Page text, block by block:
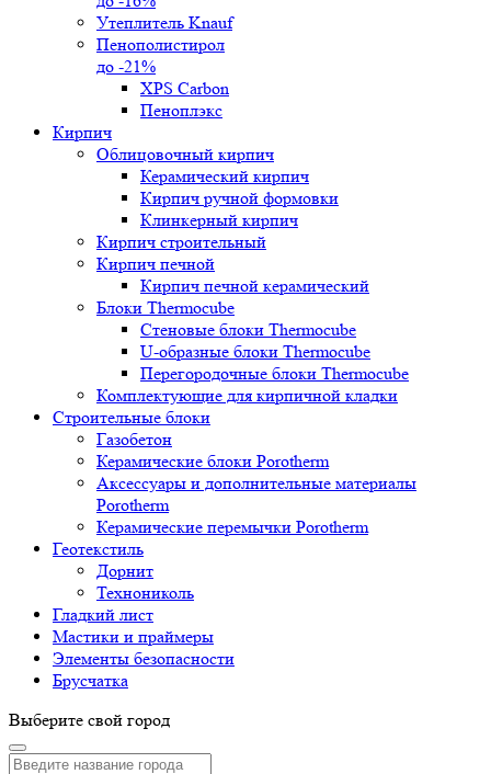
Утеплитель Knauf
Пенополистирол
до -21%
XPS Carbon
Пеноплэкс
Кирпич
Облицовочный кирпич
Керамический кирпич
Кирпич ручной формовки
Клинкерный кирпич
Кирпич строительный
Кирпич печной
Кирпич печной керамический
Блоки Thermocube
Стеновые блоки Thermocube
U-образные блоки Thermocube
Перегородочные блоки Thermocube
Комплектующие для кирпичной кладки
Строительные блоки
Газобетон
Керамические блоки Porotherm
Аксессуары и дополнительные материалы
Porotherm
Керамические перемычки Porotherm
Геотекстиль
Дорнит
Технониколь
Гладкий лист
Мастики и праймеры
Элементы безопасности
Брусчатка
Выберите свой город